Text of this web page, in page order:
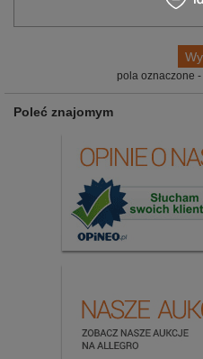
pola oznaczone -
Poleć znajomym